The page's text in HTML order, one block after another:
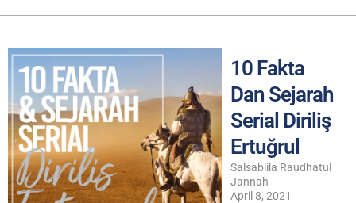
10 Fakta
Dan Sejarah
Serial Diriliş
Ertuğrul
Salsabiila Raudhatul
Jannah
April 8, 2021